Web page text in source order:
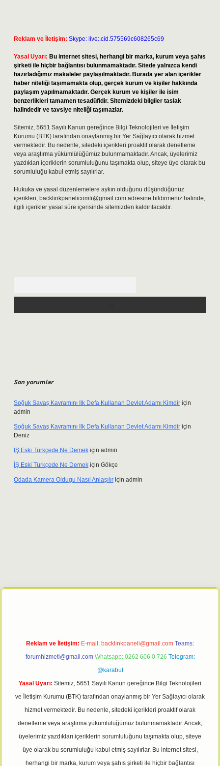
Reklam ve İletişim: Skype: live:.cid.575569c608265c69
Yasal Uyarı: Bu internet sitesi, herhangi bir marka, kurum veya şahıs
şirketi ile hiçbir bağlantısı bulunmamaktadır. Sitede yalnızca kendi
hazırladığımız makaleler paylaşılmaktadır. Burada yer alan içerikler
haber niteliği taşımamakta olup, gerçek kurum ve kişiler hakkında
paylaşım yapılmamaktadır. Gerçek kurum ve kişiler ile isim
benzerlikleri tamamen tesadüfidir. Sitemizdeki bilgiler taslak
halindedir ve tavsiye niteliği taşımazlar.
Sitemiz, 5651 Sayılı Kanun gereğince Bilgi Teknolojileri ve İletişim
Kurumu (BTK) tarafından onaylanmış bir Yer Sağlayıcı olarak hizmet
vermektedir. Bu nedenle, sitedeki içerikleri proaktif olarak denetleme
veya araştırma yükümlülüğümüz bulunmamaktadır. Ancak, üyelerimiz
yazdıkları içeriklerin sorumluluğunu taşımakta olup, siteye üye olarak bu
sorumluluğu kabul etmiş sayılırlar.
Hukuka ve yasal düzenlemelere aykırı olduğunu düşündüğünüz
içerikleri, backlinkpanelicomtr@gmail.com adresine bildirmeniz halinde,
ilgili içerikler yasal süre içerisinde sitemizden kaldırılacaktır.
Son yorumlar
Soğuk Savaş Kavramını Ilk Defa Kullanan Devlet Adamı Kimdir için
admin
Soğuk Savaş Kavramını Ilk Defa Kullanan Devlet Adamı Kimdir için
Deniz
İŞ Eski Türkçede Ne Demek için admin
İŞ Eski Türkçede Ne Demek için Gökçe
Odada Kamera Oldugu Nasıl Anlaşılır için admin
adresitulipbett.net
Reklam ve İletişim: E-mail: backlinkpaneli@gmail.com Teams:
forumhizmeti@gmail.com Whatsapp: 0262 606 0 726 Telegram:
@karabul
Yasal Uyarı: Sitemiz, 5651 Sayılı Kanun gereğince Bilgi Teknolojileri
ve İletişim Kurumu (BTK) tarafından onaylanmış bir Yer Sağlayıcı olarak
hizmet vermektedir. Bu nedenle, sitedeki içerikleri proaktif olarak
denetleme veya araştırma yükümlülüğümüz bulunmamaktadır. Ancak,
üyelerimiz yazdıkları içeriklerin sorumluluğunu taşımakta olup, siteye
üye olarak bu sorumluluğu kabul etmiş sayılırlar. Bu internet sitesi,
herhangi bir marka, kurum veya şahıs şirketi ile hiçbir bağlantısı